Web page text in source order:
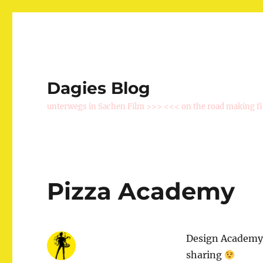
Dagies Blog
unterwegs in Sachen Film >>> <<< on the road making
Pizza Academy
Design
sharing